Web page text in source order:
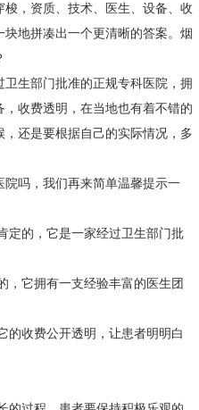
，资质、技术、医生、设备、收
地拼凑出一个更清晰的答案。烟
生部门批准的正规专科医院，拥
收费透明，在当地也有着不错的
还是要根据自己的实际情况，多
吗，我们再来简单温馨提示一
定的，它是一家经过卫生部门批
，它拥有一支经验丰富的医生团
的收费公开透明，让患者明明白